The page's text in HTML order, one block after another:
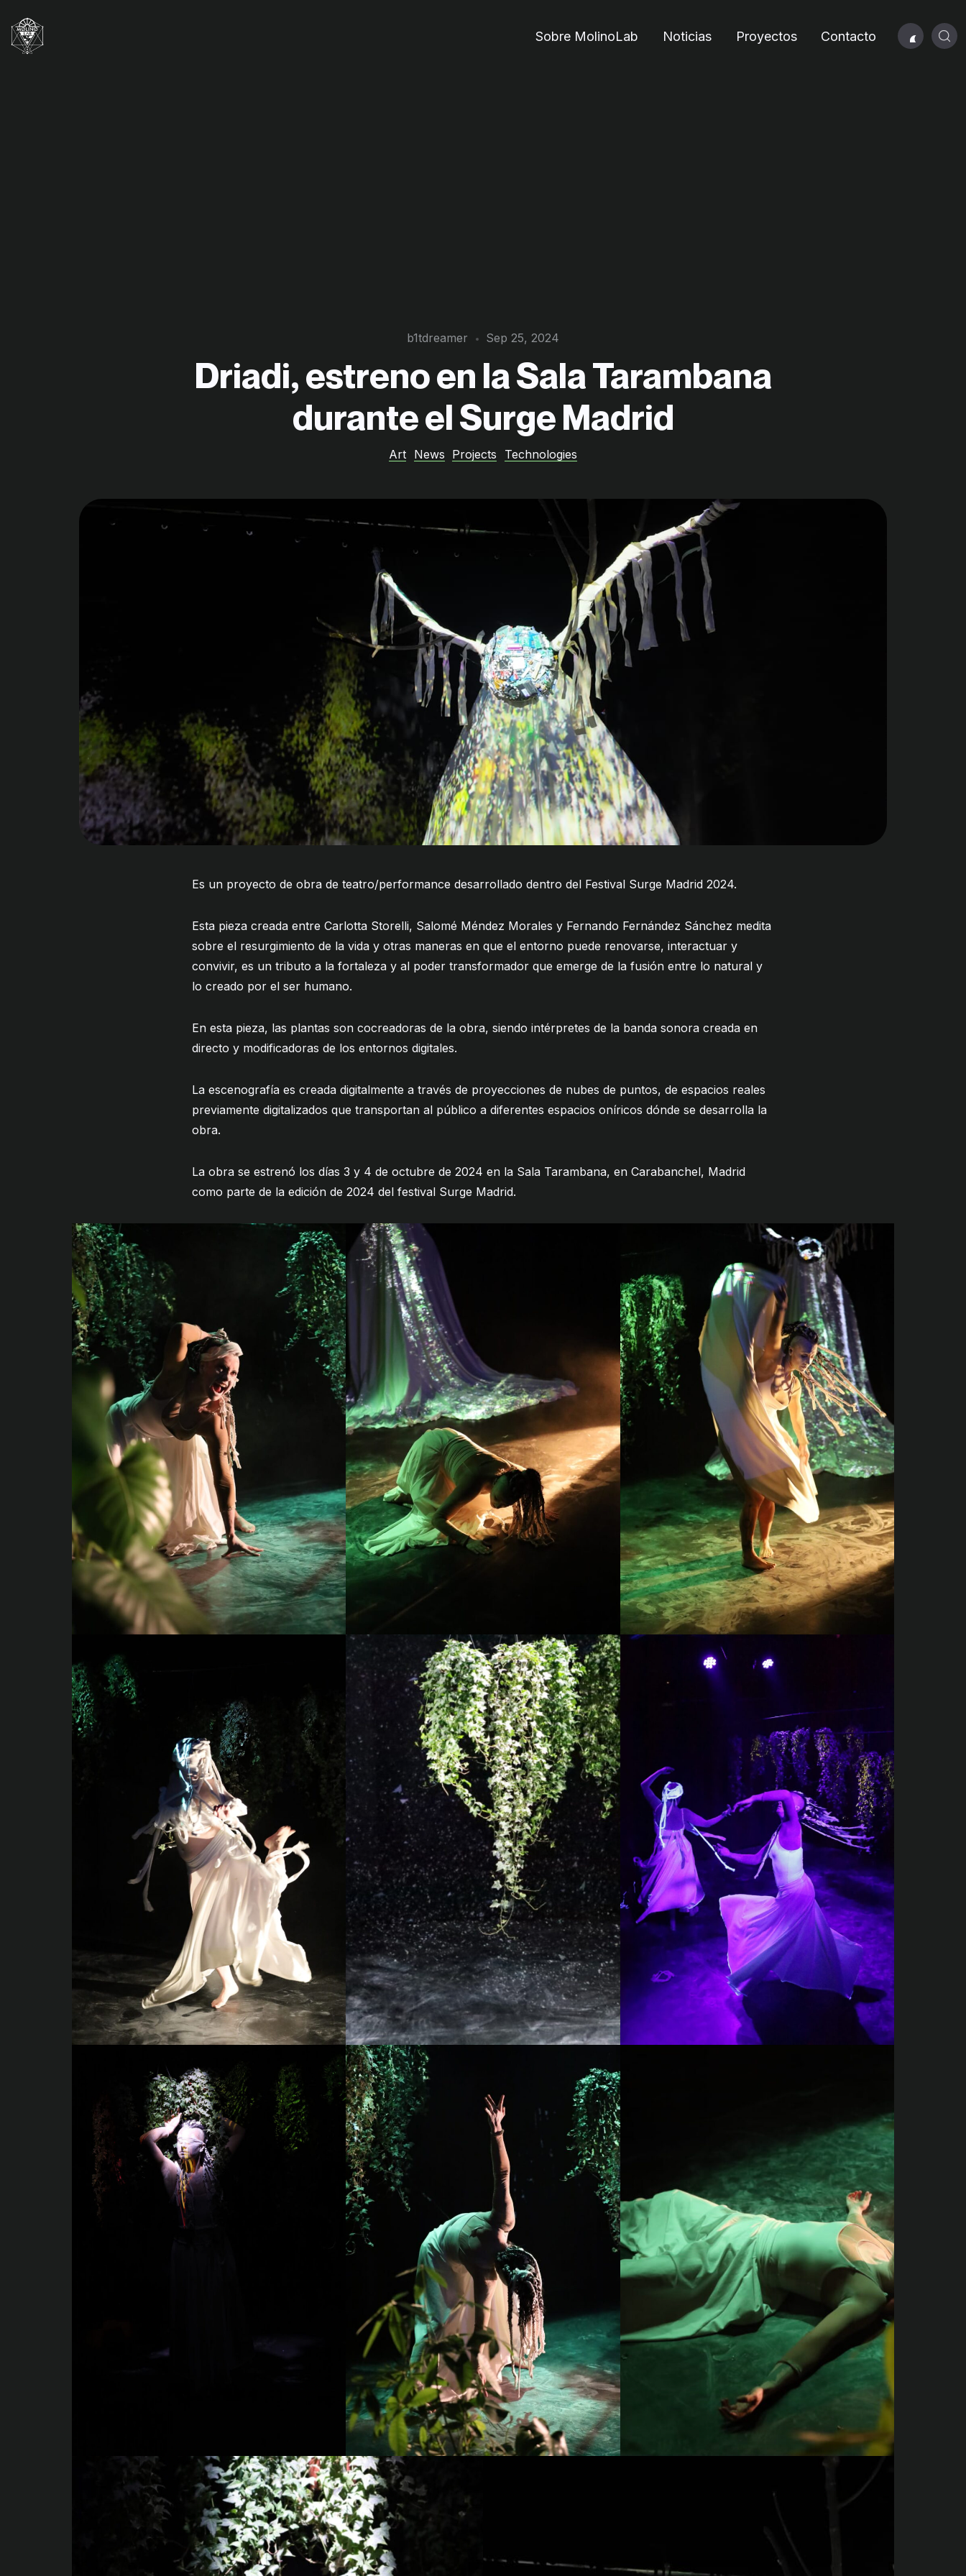
Sobre MolinoLab Noticias Proyectos Contacto
b1tdreamer Sep 25, 2024
Driadi, estreno en la Sala Tarambana
durante el Surge Madrid
Art News Projects Technologies
Es un proyecto de obra de teatro/performance desarrollado dentro del Festival Surge Madrid 2024.
Esta pieza creada entre Carlotta Storelli, Salomé Méndez Morales y Fernando Fernández Sánchez medita
sobre el resurgimiento de la vida y otras maneras en que el entorno puede renovarse, interactuar y
convivir, es un tributo a la fortaleza y al poder transformador que emerge de la fusión entre lo natural y
lo creado por el ser humano.
En esta pieza, las plantas son cocreadoras de la obra, siendo intérpretes de la banda sonora creada en
directo y modificadoras de los entornos digitales.
La escenografía es creada digitalmente a través de proyecciones de nubes de puntos, de espacios reales
previamente digitalizados que transportan al público a diferentes espacios oníricos dónde se desarrolla la
obra.
La obra se estrenó los días 3 y 4 de octubre de 2024 en la Sala Tarambana, en Carabanchel, Madrid
como parte de la edición de 2024 del festival Surge Madrid.